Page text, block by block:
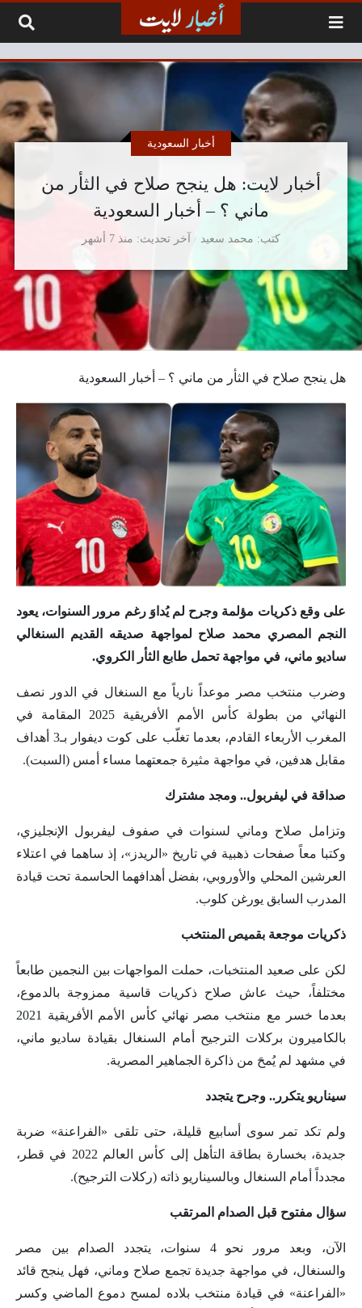
أخبار لايت: هل ينجح صلاح في الثأر من
ماني ؟ – أخبار السعودية
كتب محمد سعيد
أخبار السعودية
آخر تحديث منذ 7 أشهر
هل ينجح صلاح في الثأر من ماني ؟ – أخبار السعودية
على وقع ذكريات مؤلمة وجرح لم يُداوَ رغم مرور السنوات، يعود
النجم المصري محمد صلاح لمواجهة صديقه القديم السنغالي
ساديو ماني، في مواجهة تحمل طابع الثأر الكروي.
وضرب منتخب مصر موعداً نارياً مع السنغال في الدور نصف
النهائي من بطولة كأس الأمم الأفريقية 2025 المقامة في
المغرب الأربعاء القادم، بعدما تغلّب على كوت ديفوار بـ3 أهداف
مقابل هدفين، في مواجهة مثيرة جمعتهما مساء أمس (السبت).
صداقة في ليفربول.. ومجد مشترك
وتزامل صلاح وماني لسنوات في صفوف ليفربول الإنجليزي،
وكتبا معاً صفحات ذهبية في تاريخ «الريدز»، إذ ساهما في اعتلاء
العرشين المحلي والأوروبي، بفضل أهدافهما الحاسمة تحت قيادة
المدرب السابق يورغن كلوب.
ذكريات موجعة بقميص المنتخب
لكن على صعيد المنتخبات، حملت المواجهات بين النجمين طابعاً
مختلفاً، حيث عاش صلاح ذكريات قاسية ممزوجة بالدموع،
بعدما خسر مع منتخب مصر نهائي كأس الأمم الأفريقية 2021
بالكاميرون بركلات الترجيح أمام السنغال بقيادة ساديو ماني،
في مشهد لم يُمحَ من ذاكرة الجماهير المصرية.
سيناريو يتكرر.. وجرح يتجدد
ولم تكد تمر سوى أسابيع قليلة، حتى تلقى «الفراعنة» ضربة
جديدة، بخسارة بطاقة التأهل إلى كأس العالم 2022 في قطر،
مجدداً أمام السنغال وبالسيناريو ذاته (ركلات الترجيح).
سؤال مفتوح قبل الصدام المرتقب
الآن، وبعد مرور نحو 4 سنوات، يتجدد الصدام بين مصر
والسنغال، في مواجهة جديدة تجمع صلاح وماني، فهل ينجح قائد
«الفراعنة» في قيادة منتخب بلاده لمسح دموع الماضي وكسر